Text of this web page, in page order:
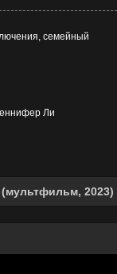
семейный
Ли
2023)